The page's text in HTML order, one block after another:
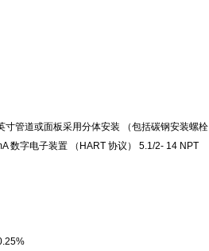
管道或面板采用分体安装 （包括碳钢安装螺栓
数字电子装置 （HART 协议） 5.1/2- 14 NPT